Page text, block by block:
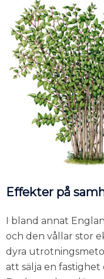
Effekter på
I bland annat
och den vållar stor
dyra
att sälja en fastighet